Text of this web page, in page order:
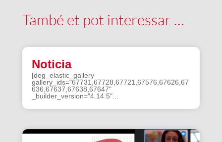
També et pot interessar …
Noticia
[deg_elastic_gallery
gallery_ids="67731,67728,67721,67576,67626,67
636,67637,67638,67647"
_builder_version="4.14.5"...